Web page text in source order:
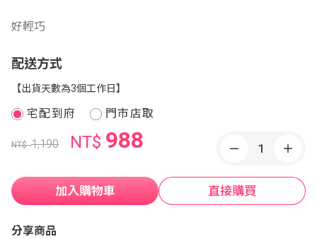
好輕巧
配送方式
【出貨天數為3個工作日】
宅配到府 門市店取
NT$1,190 NT$ 988
加入購物車 直接購買
分享商品